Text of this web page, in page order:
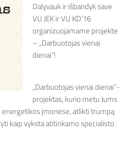
Dalyvauk ir išbandyk save
VU JEK ir VU KD’16
organizuojamame projekte
– „Darbuotojas vienai
dienai”!
„Darbuotojas vienai dienai“-
projektas, kurio metu Jums
įmonėse, atlikti trumpą
kaip vyksta atitinkamo specialisto